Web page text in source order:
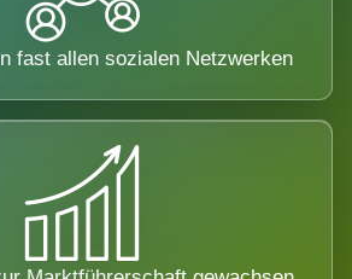
fast allen sozialen Netzwerken